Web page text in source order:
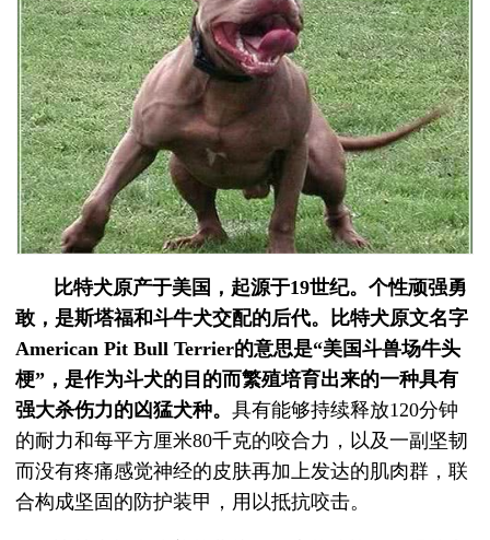
比特犬原产于美国，起源于19世纪。个性顽强勇
敢，是斯塔福和斗牛犬交配的后代。比特犬原文名字
American Pit Bull Terrier的意思是“美国斗兽场牛头
梗”，是作为斗犬的目的而繁殖培育出来的一种具有
强大杀伤力的凶猛犬种。 具有能够持续释放120分钟
的耐力和每平方厘米80千克的咬合力，以及一副坚韧
而没有疼痛感觉神经的皮肤再加上发达的肌肉群，联
合构成坚固的防护装甲，用以抵抗咬击。